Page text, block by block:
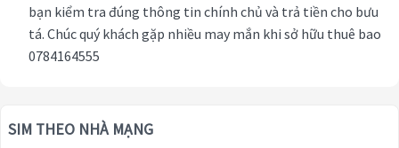
bạn kiểm tra đúng thông tin chính chủ và trả tiền cho bưu
tá. Chúc quý khách gặp nhiều may mắn khi sở hữu thuê bao
0784164555
SIM THEO NHÀ MẠNG